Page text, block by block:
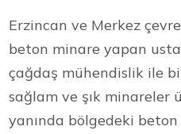
Erzincan ve Merkez
beton minare yapan
çağdaş mühendislik ile
sağlam ve şık minareler
yanında bölgedeki